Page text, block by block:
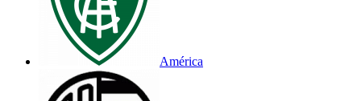
América